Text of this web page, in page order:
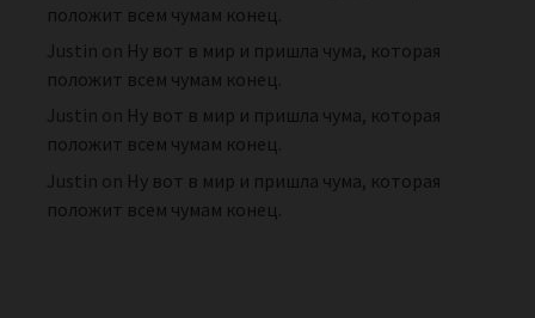
положит всем чумам конец.
Justin on Ну вот в мир и пришла чума, которая
положит всем чумам конец.
Justin on Ну вот в мир и пришла чума, которая
положит всем чумам конец.
Justin on Ну вот в мир и пришла чума, которая
положит всем чумам конец.